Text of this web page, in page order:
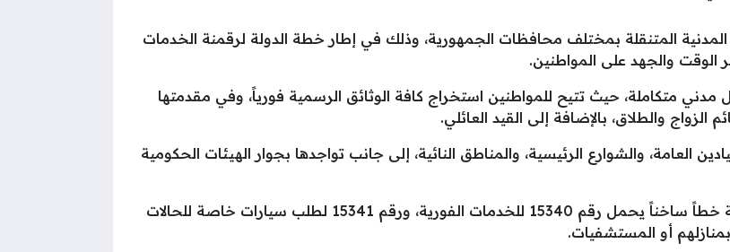
المتنقلة بمختلف محافظات الجمهورية، وذلك في إطار خطة الدولة لرقمنة الخدمات
الوقت والجهد على المواطنين.
متكاملة، حيث تتيح للمواطنين استخراج كافة الوثائق الرسمية فورياً، وفي مقدمتها
الزواج والطلاق، بالإضافة إلى القيد العائلي.
العامة، والشوارع الرئيسية، والمناطق النائية، إلى جانب تواجدها بجوار الهيئات الحكومية
وللاستفادة من هذه الخدمة، حدد قطاع الأحوال المدنية خطاً ساخناً يحمل رقم 15340 للخدمات الفورية، ورقم 15341 لطلب سيارات خاصة للحالات
أو المستشفيات.